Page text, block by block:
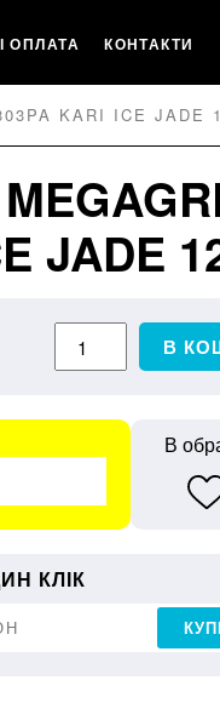
ОПЛАТА КОНТАКТИ
KARI ICE JADE
JADE
В
В
КЛІК